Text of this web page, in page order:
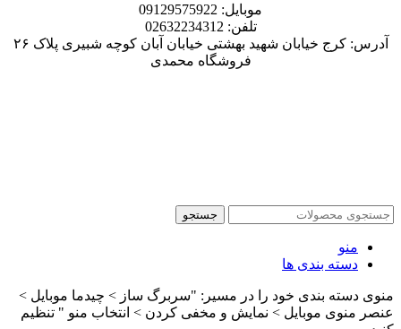
موبایل: 09129575922
تلفن: 02632234312
آدرس: کرج خیابان شهید بهشتی خیابان آبان کوچه شبیری پلاک ۲۶
فروشگاه محمدی
جستجو
منو
دسته بندی ها
منوی دسته بندی خود را در مسیر: "سربرگ ساز > چیدما موبایل >
عنصر منوی موبایل > نمایش و مخفی کردن > انتخاب منو " تنظیم